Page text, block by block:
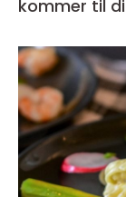
kommer til